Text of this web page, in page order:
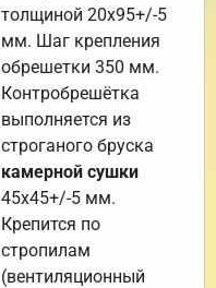
толщиной 20х95+/-5
мм. Шаг крепления
обрешетки 350 мм.
Контробрешётка
выполняется из
строганого бруска
камерной сушки
45х45+/-5 мм.
Крепится по
стропилам
(вентиляционный